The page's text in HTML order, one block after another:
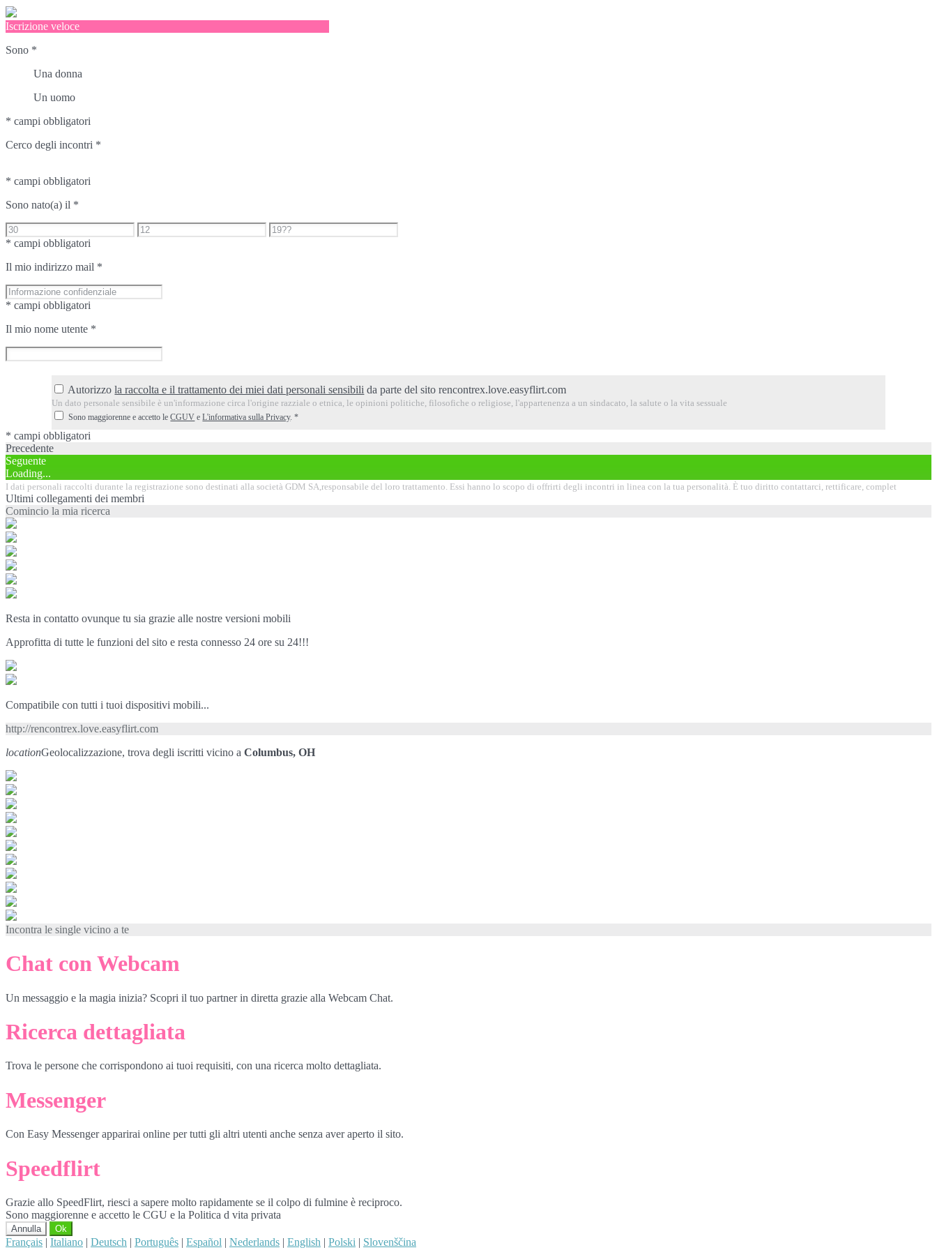
Iscrizione veloce
Sono *
Una donna
Un uomo
* campi obbligatori
Cerco degli incontri *
* campi obbligatori
Sono nato(a) il *
* campi obbligatori
Il mio indirizzo mail *
* campi obbligatori
Il mio nome utente *
Autorizzola raccolta e il trattamento dei miei dati personali sensibili da parte del sito rencontrex.love.easyflirt.com
Un dato personale sensibile è un'informazione circa l'origine razziale o etnica, le opinioni politiche, filosofiche o religiose, l'appartenenza a un sindacato, la salute o la vita sessuale
Sono maggiorenne e accetto leCGUV eL'informativa sulla Privacy.*
* campi obbligatori
Precedente
Seguente
Loading...
I dati personali raccolti durante la registrazione sono destinati alla società GDM SA,responsabile del loro trattamento. Essi hanno lo scopo di offrirti degli incontri in linea con la tua personalità. È tuo diritto contattarci, rettificare, complet
Ultimi collegamenti dei membri
Comincio la mia ricerca
Resta in contatto ovunque tu sia grazie alle nostre versioni mobili
Approfitta di tutte le funzioni del sito e resta connesso 24 ore su 24!!!
Compatibile con tutti i tuoi dispositivi mobili...
http://rencontrex.love.easyflirt.com
locationGeolocalizzazione, trova degli iscritti vicino a Columbus, OH
Incontra le single vicino a te
Chat con Webcam
Un messaggio e la magia inizia? Scopri il tuo partner in diretta grazie alla Webcam Chat.
Ricerca dettagliata
Trova le persone che corrispondono ai tuoi requisiti, con una ricerca molto dettagliata.
Messenger
Con Easy Messenger apparirai online per tutti gli altri utenti anche senza aver aperto il sito.
Speedflirt
Grazie allo SpeedFlirt, riesci a sapere molto rapidamente se il colpo di fulmine è reciproco.
Sono maggiorenne e accetto le CGU e la Politica d vita privata
Annulla Ok
Français | Italiano | Deutsch | Português | Español | Nederlands | English | Polski | Slovenščina